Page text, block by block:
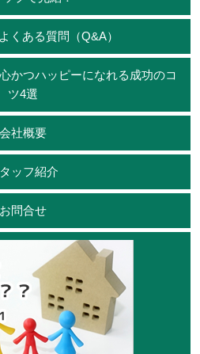
くある質問（Q&A）
かつハッピーになれる成功のコ
ツ4選
会社概要
ッフ紹介
お問合せ